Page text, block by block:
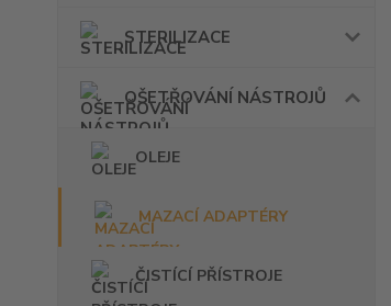
STERILIZACE
OŠETŘOVÁNÍ NÁSTROJŮ
OLEJE
MAZACÍ ADAPTÉRY
ČISTÍCÍ PŘÍSTROJE